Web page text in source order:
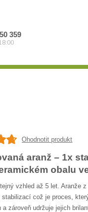
359
Ohodnotit produkt
aranž – 1x
obalu
vzhled až 5 let. Aranže
stabilizací což je proces,
a zároveň udržuje jejich